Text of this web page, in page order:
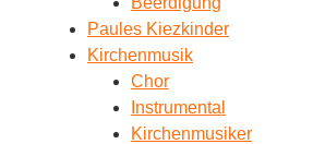
Paules Kiezkinder
Kirchenmusik
Chor
Instrumental
Kirchenmusiker